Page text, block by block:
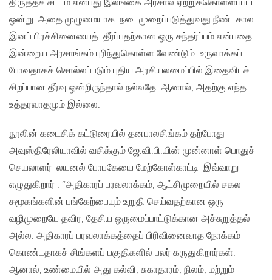
திருத்தச் சட்டம் என்பது இலங்கை அரசால் ஏற்றுக்கொள்ளப்பட்ட
ஒன்று. அதை முழுமையாக நடைமுறைப்படுத்துவது நீண்டகால
இனப் பிரச்சினையைத் தீர்ப்பதற்கான ஒரு சந்தர்ப்பம் என்பதை
இன்றைய அரசாங்கம் புரிந்துகொள்ள வேண்டும். உருவாக்கப்
போவதாகச் சொல்லப்படும் புதிய அரசியலமைப்பில் இதைவிடச்
சிறப்பான தீர்வு ஒன்றிருந்தால் நல்லதே. ஆனால், அதற்கு எந்த
உத்தரவாதமும் இல்லை.
நூலின் கடைசிக் கட்டுரையில் தனபாலசிங்கம் தற்போது
அவுஸ்திரேலியாவில் வசிக்கும் ஜே.வி.பி.யின் முன்னாள் பொதுச்
செயலாளர் லயனல் போபகேயை மேற்கோள்காட்டி இவ்வாறு
எழுதுகிறார் : “அதிகாரப் பரவலாக்கம், ஆட்சிமுறையில் சகல
சமூகங்களின் பங்கேற்பையும் உறுதி செய்வதற்கான ஒரு
வழிமுறையே தவிர, தேசிய ஒருமைப்பாட்டுக்கான அச்சுறுத்தல்
அல்ல. அதிகாரப் பரவலாக்கத்தைப் பிரிவினைவாத நோக்கம்
கொண்டதாகச் சிங்களப் பகுதிகளில் பலர் கருதுகிறார்கள்.
ஆனால், உண்மையில் அது கல்வி, சுகாதாரம், நிலம், மற்றும்